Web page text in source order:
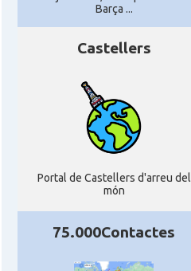
Barça ...
Castellers
Portal de Castellers d'arreu del
món
75.000Contactes